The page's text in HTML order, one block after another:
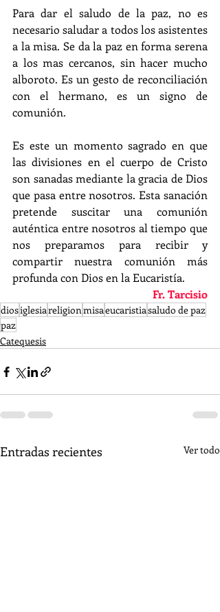
Para dar el saludo de la paz, no es
necesario saludar a todos los asistentes
a la misa. Se da la paz en forma serena
a los mas cercanos, sin hacer mucho
alboroto. Es un gesto de reconciliación
con el hermano, es un signo de
comunión.
Es este un momento sagrado en que
las divisiones en el cuerpo de Cristo
son sanadas mediante la gracia de Dios
que pasa entre nosotros. Esta sanación
pretende suscitar una comunión
auténtica entre nosotros al tiempo que
nos preparamos para recibir y
compartir nuestra comunión más
profunda con Dios en la Eucaristía.
Fr. Tarcisio
diosiglesiareligionmisaeucaristiasaludo de paz
paz
Catequesis
Entradas recientes Ver todo